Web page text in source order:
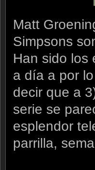
Matt
Simpsons
Han sido los
a día a por
decir que a
serie se
esplendor
parrilla,